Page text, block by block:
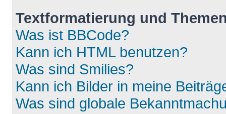
Textformatierung und
Was ist BBCode?
Kann ich HTML benutzen?
Was sind Smilies?
Kann ich Bilder in meine
Was sind globale